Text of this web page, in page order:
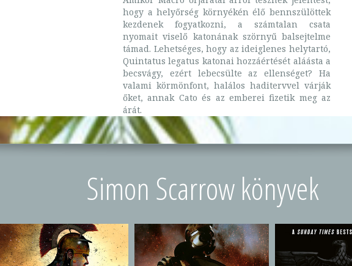
hogy a helyőrség környékén élő bennszülöttek
kezdenek fogyatkozni, a számtalan csata
nyomait viselő katonának szörnyű balsejtelme
támad. Lehetséges, hogy az ideiglenes helytartó,
Quintatus legatus katonai hozzáértését aláásta a
becsvágy, ezért lebecsülte az ellenséget? Ha
valami körmönfont, halálos haditervvel várják
őket, annak Cato és az emberei fizetik meg az
árát.
Simon Scarrow könyvek